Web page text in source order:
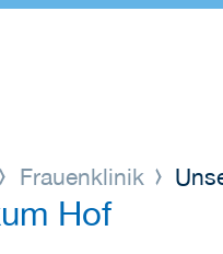
Frauenklinik
Hof